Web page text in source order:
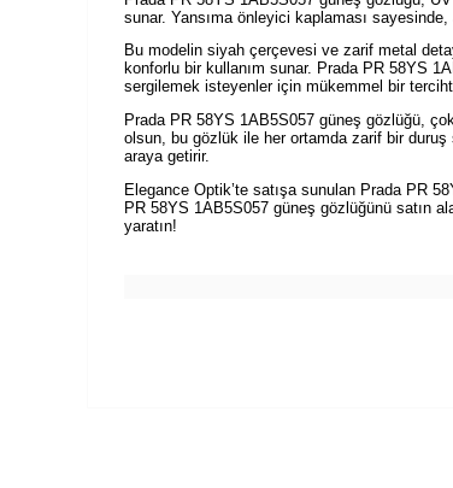
sunar. Yansıma önleyici kaplaması
Bu modelin siyah çerçevesi ve zarif metal
konforlu bir kullanım sunar. Prada PR 58YS
sergilemek isteyenler için mükemmel bir
Prada PR 58YS 1AB5S057 güneş gözlüğü,
olsun, bu gözlük ile her ortamda zarif bir
araya getirir.
Elegance Optik’te satışa sunulan Prada PR
PR 58YS 1AB5S057 güneş gözlüğünü satın
yaratın!